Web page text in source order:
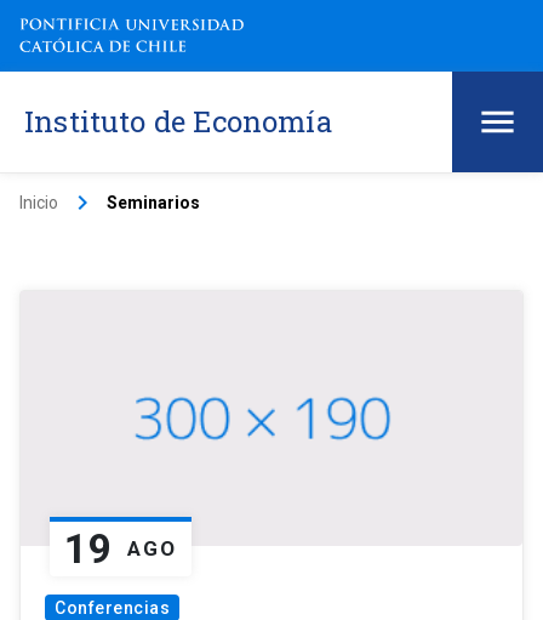
Instituto de Economía
Inicio keyboard_arrow_right Seminarios
19 AGO
Conferencias